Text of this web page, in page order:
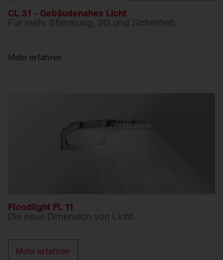
CL 31 - Gebäudenahes Licht
Für mehr Stimmung, Stil und Sicherheit.
Mehr erfahren
Floodlight FL 11
Die neue Dimension von Licht.
Mehr erfahren